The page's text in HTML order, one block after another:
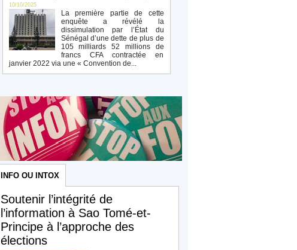
10/10/2025
La première partie de cette
enquête a révélé la
dissimulation par l’État du
Sénégal d’une dette de plus de
105 milliards 52 millions de
francs CFA contractée en
janvier 2022 via une « Convention de...
INFO OU INTOX
Soutenir l’intégrité de
l’information à Sao Tomé-et-
Principe à l’approche des
élections